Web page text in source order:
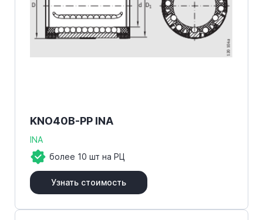
KNO40B-PP INA
INA
более 10 шт на РЦ
Узнать стоимость